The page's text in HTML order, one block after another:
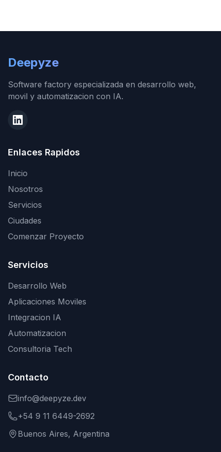
Deepyze
Software factory especializada en desarrollo web,
movil y automatizacion con IA.
Enlaces Rapidos
Inicio
Nosotros
Servicios
Ciudades
Comenzar Proyecto
Servicios
Desarrollo Web
Aplicaciones Moviles
Integracion IA
Automatizacion
Consultoria Tech
Contacto
info@deepyze.dev
+54 9 11 6449-2692
Buenos Aires, Argentina